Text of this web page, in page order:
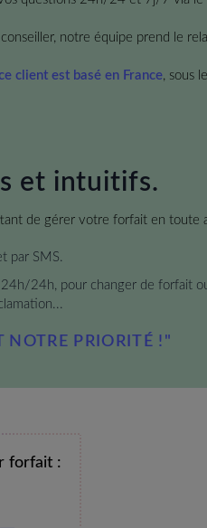
notre équipe prend le
client est basé en France, sous
et intuitifs.
de gérer votre forfait en toute
par SMS.
24h, pour changer de forfait
NOTRE PRIORITÉ !"
forfait :